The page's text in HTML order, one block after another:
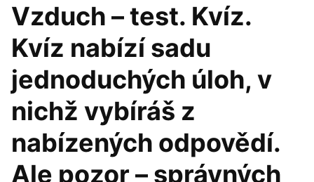
Vzduch – test. Kvíz.
Kvíz nabízí sadu
jednoduchých úloh, v
nichž vybíráš z
nabízených odpovědí.
Ale pozor – správných